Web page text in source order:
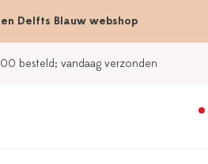
Delfts Blauw webshop
besteld; vandaag verzonden